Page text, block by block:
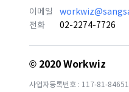
이메일
전화
02-2274-7726
© 2020 Workwiz
사업자등록번호 : 117-81-84651